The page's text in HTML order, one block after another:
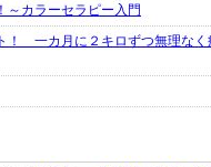
～カラーセラピー入門
！ 一カ月に２キロずつ無理な